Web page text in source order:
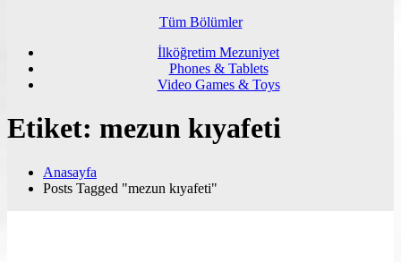
Tüm Bölümler
İlköğretim Mezuniyet
Phones & Tablets
Video Games & Toys
Etiket: mezun kıyafeti
Anasayfa
Posts Tagged "mezun kıyafeti"